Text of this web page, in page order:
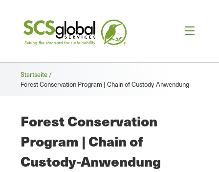
Brotkrümel
Startseite /
Forest Conservation Program | Chain of Custody-Anwendung
Forest Conservation
Program | Chain of
Custody-Anwendung